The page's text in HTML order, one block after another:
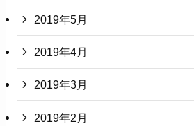
2019年5月
2019年4月
2019年3月
2019年2月